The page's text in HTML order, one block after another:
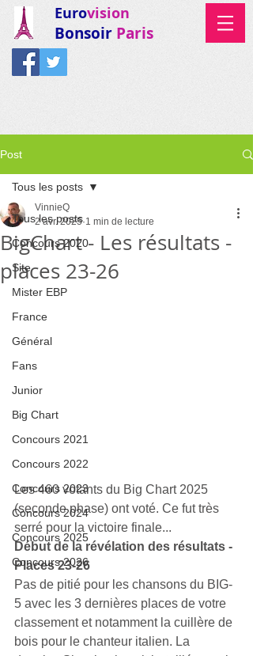
Eurovision
Bonsoir Paris
Post
Tous les posts
Concours 2020
Site
Mister EBP
France
Général
Fans
Junior
Big Chart
Concours 2021
Concours 2022
Concours 2023
Concours 2024
Concours 2025
Concours 2026
Tous les posts
BigChart - Les résultats -
places 23-26
VinnieQ
2 avr. 2025 1 min de lecture
Les 460 votants du Big Chart 2025
(seconde phase) ont voté. Ce fut très
serré pour la victoire finale...
Début de la révélation des résultats -
Places 23-26
Pas de pitié pour les chansons du BIG-
5 avec les 3 dernières places de votre
classement et notamment la cuillère de
bois pour le chanteur italien. La